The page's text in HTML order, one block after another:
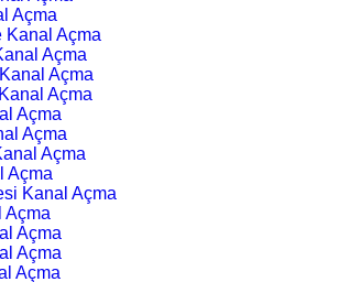
Açma
Kanal Açma
Açma
Açma
Açma
Açma
Açma
Açma
Açma
Kanal Açma
Açma
Açma
Açma
Açma